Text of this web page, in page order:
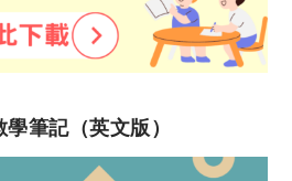
筆記（英文版）